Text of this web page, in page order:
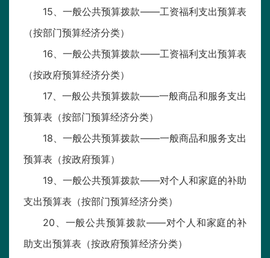
15、一般公共预算拨款——工资福利支出预算表
（按部门预算经济分类）
16、一般公共预算拨款——工资福利支出预算表
（按政府预算经济分类）
17、一般公共预算拨款——一般商品和服务支出
预算表（按部门预算经济分类）
18、一般公共预算拨款——一般商品和服务支出
预算表（按政府预算）
19、一般公共预算拨款——对个人和家庭的补助
支出预算表（按部门预算经济分类）
20、一般公共预算拨款——对个人和家庭的补
助支出预算表（按政府预算经济分类）